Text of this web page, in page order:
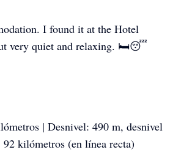
I found it at the Hotel
very quiet and relaxing. 🛏️😴
| Desnivel: 490 m, desnivel
92 kilómetros (en línea recta)